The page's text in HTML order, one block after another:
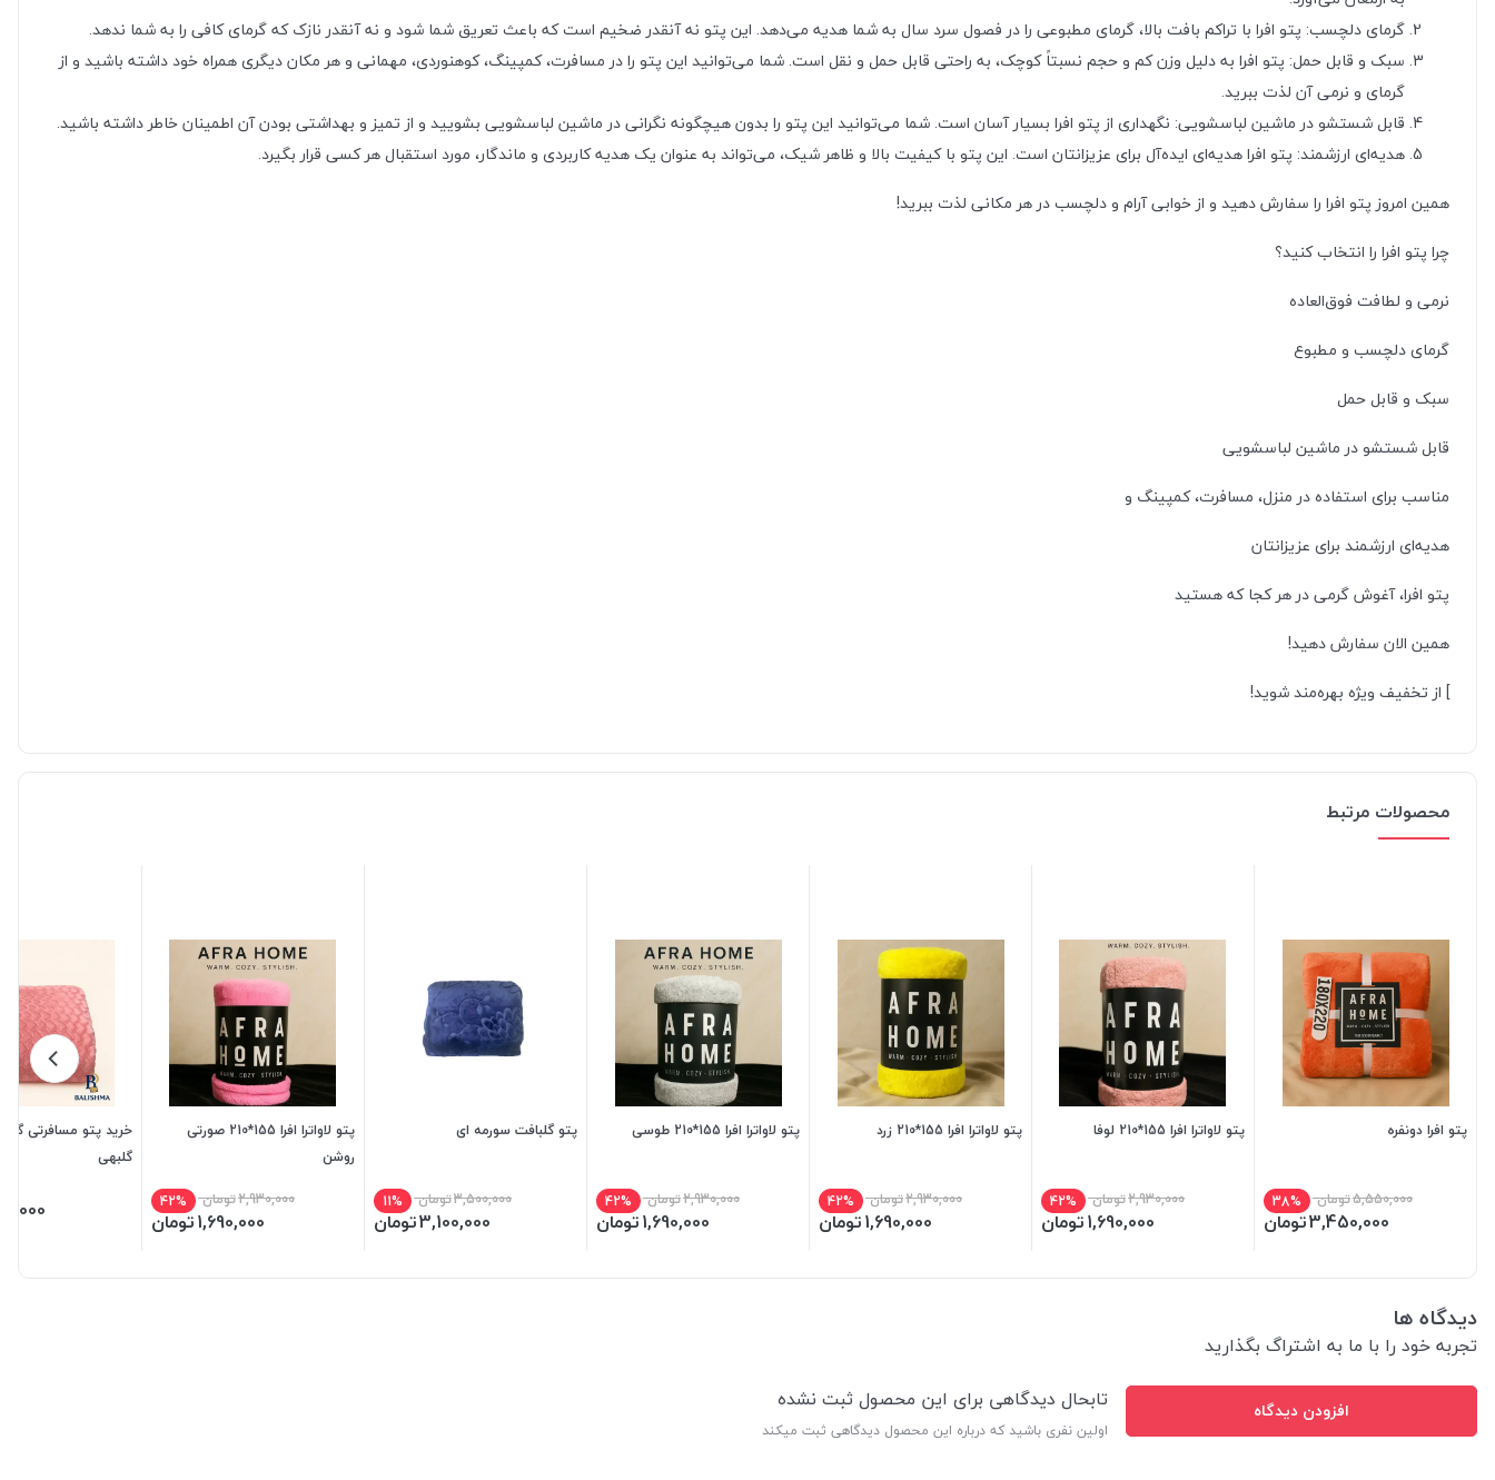
گرمای دلچسب: پتو افرا با تراکم بافت بالا، گرمای مطبوعی را در فصول سرد سال به شما هدیه می‌دهد. این پتو نه آنقدر ضخیم است که باعث تعریق شما شود و نه آنقدر نازک که گرمای کافی را به شما ندهد.
سبک و قابل حمل: پتو افرا به دلیل وزن کم و حجم نسبتاً کوچک، به راحتی قابل حمل و نقل است. شما می‌توانید این پتو را در مسافرت، کمپینگ، کوهنوردی، مهمانی و هر مکان دیگری همراه خود داشته باشید و از
گرمای و نرمی آن لذت ببرید.
قابل شستشو در ماشین لباسشویی: نگهداری از پتو افرا بسیار آسان است. شما می‌توانید این پتو را بدون هیچگونه نگرانی در ماشین لباسشویی بشویید و از تمیز و بهداشتی بودن آن اطمینان خاطر داشته باشید.
هدیه‌ای ارزشمند: پتو افرا هدیه‌ای ایده‌آل برای عزیزانتان است. این پتو با کیفیت بالا و ظاهر شیک، می‌تواند به عنوان یک هدیه کاربردی و ماندگار، مورد استقبال هر کسی قرار بگیرد.
همین امروز پتو افرا را سفارش دهید و از خوابی آرام و دلچسب در هر مکانی لذت ببرید!
چرا پتو افرا را انتخاب کنید؟
نرمی و لطافت فوق‌العاده
گرمای دلچسب و مطبوع
سبک و قابل حمل
قابل شستشو در ماشین لباسشویی
مناسب برای استفاده در منزل، مسافرت، کمپینگ و
هدیه‌ای ارزشمند برای عزیزانتان
پتو افرا، آغوش گرمی در هر کجا که هستید
همین الان سفارش دهید!
] از تخفیف ویژه بهره‌مند شوید!
محصولات مرتبط
پتو افرا دونفره
5,550,000تومان 38%
3,450,000تومان
پتو لاواترا افرا 155*210 لوفا
2,930,000تومان 42%
1,690,000تومان
پتو لاواترا افرا 155*210 زرد
2,930,000تومان 42%
1,690,000تومان
پتو لاواترا افرا 155*210 طوسی
2,930,000تومان 42%
1,690,000تومان
پتو گلبافت سورمه ای
3,500,000تومان 11%
3,100,000تومان
پتو لاواترا افرا 155*210 صورتی
روشن
2,930,000تومان 42%
1,690,000تومان
خرید پتو مسافرتی
گلبهی
دیدگاه ها
تجربه خود را با ما به اشتراگ بگذارید
افزودن دیدگاه تابحال دیدگاهی برای این محصول ثبت نشده
اولین نفری باشید که درباره این محصول دیدگاهی ثبت میکند